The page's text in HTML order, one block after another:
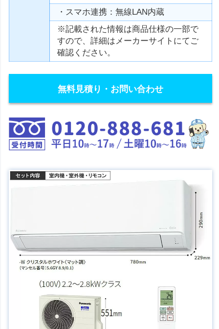
・スマホ連携：無線LAN内蔵
※記載された情報は商品仕様の一部で
すので、詳細はメーカーサイトにてご
確認ください。
無料見積り・お問い合わせ